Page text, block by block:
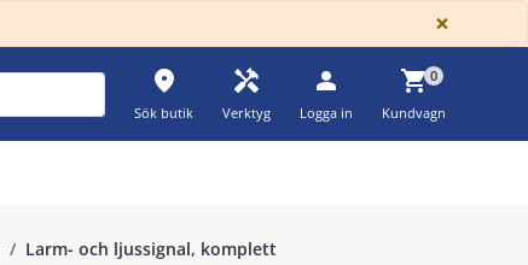
×
place
Sök butik
handyman
Verktyg
person
Logga in
shopping_cart0
Kundvagn
Larm- och ljussignal, komplett